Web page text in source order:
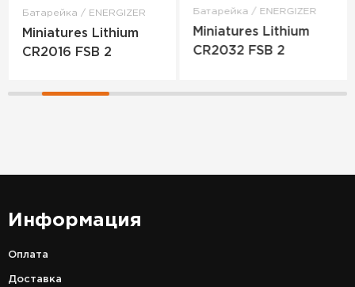
Батарейка / ENERGIZER
Miniatures Lithium
CR2016 FSB 2
Батарейка / ENERGIZER
Miniatures Lithium
CR2032 FSB 2
Информация
Оплата
Доставка